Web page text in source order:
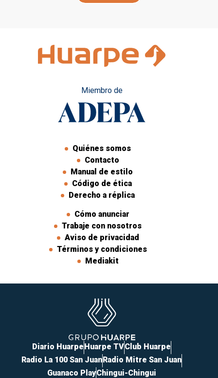
Miembro de
Quiénes somos
Contacto
Manual de estilo
Código de ética
Derecho a réplica
Cómo anunciar
Trabaje con nosotros
Aviso de privacidad
Términos y condiciones
Mediakit
Diario HuarpeHuarpe TVClub Huarpe
Radio La 100 San JuanRadio Mitre San Juan
Guanaco PlayChingui-Chingui